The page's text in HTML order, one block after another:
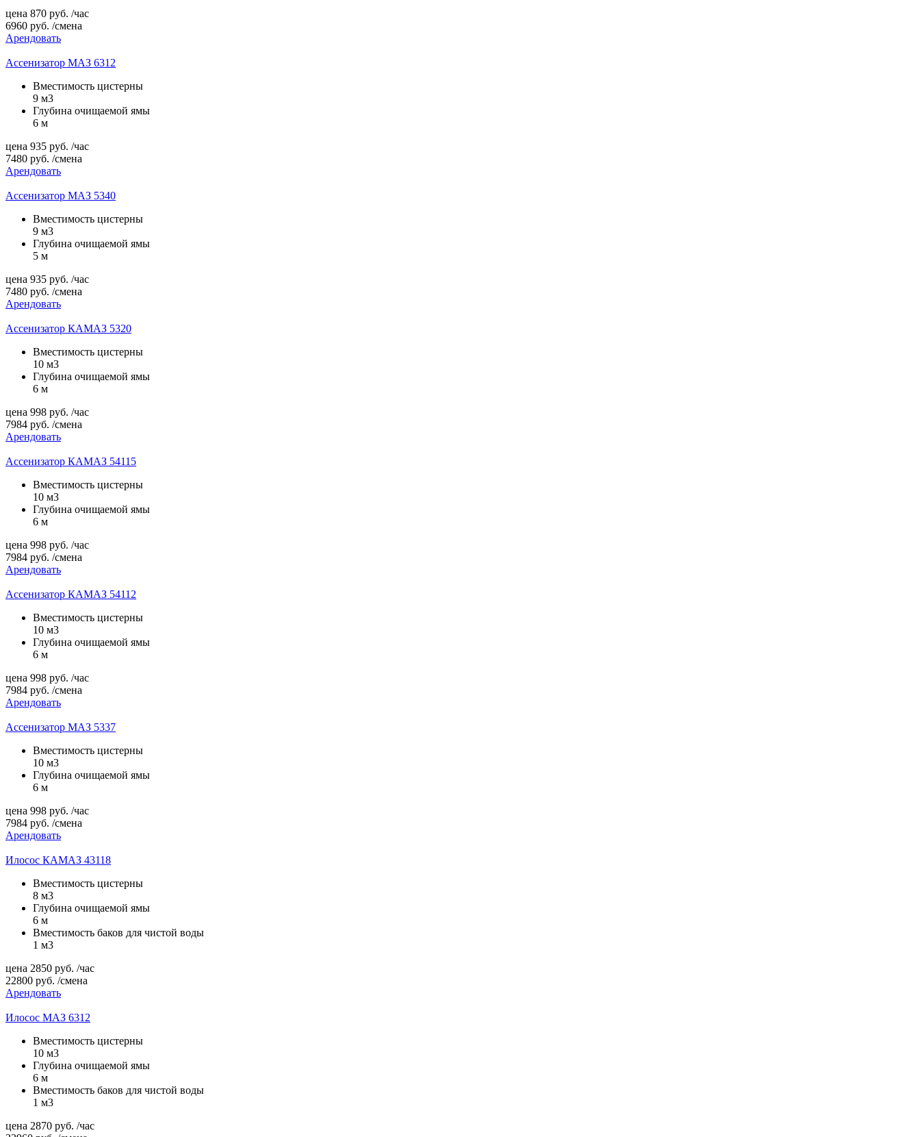
цена 870 руб. /час
6960 руб. /смена
Арендовать
Ассенизатор МАЗ 6312
Вместимость цистерны
9 м3
Глубина очищаемой ямы
6 м
цена 935 руб. /час
7480 руб. /смена
Арендовать
Ассенизатор МАЗ 5340
Вместимость цистерны
9 м3
Глубина очищаемой ямы
5 м
цена 935 руб. /час
7480 руб. /смена
Арендовать
Ассенизатор КАМАЗ 5320
Вместимость цистерны
10 м3
Глубина очищаемой ямы
6 м
цена 998 руб. /час
7984 руб. /смена
Арендовать
Ассенизатор КАМАЗ 54115
Вместимость цистерны
10 м3
Глубина очищаемой ямы
6 м
цена 998 руб. /час
7984 руб. /смена
Арендовать
Ассенизатор КАМАЗ 54112
Вместимость цистерны
10 м3
Глубина очищаемой ямы
6 м
цена 998 руб. /час
7984 руб. /смена
Арендовать
Ассенизатор МАЗ 5337
Вместимость цистерны
10 м3
Глубина очищаемой ямы
6 м
цена 998 руб. /час
7984 руб. /смена
Арендовать
Илосос КАМАЗ 43118
Вместимость цистерны
8 м3
Глубина очищаемой ямы
6 м
Вместимость баков для чистой воды
1 м3
цена 2850 руб. /час
22800 руб. /смена
Арендовать
Илосос МАЗ 6312
Вместимость цистерны
10 м3
Глубина очищаемой ямы
6 м
Вместимость баков для чистой воды
1 м3
цена 2870 руб. /час